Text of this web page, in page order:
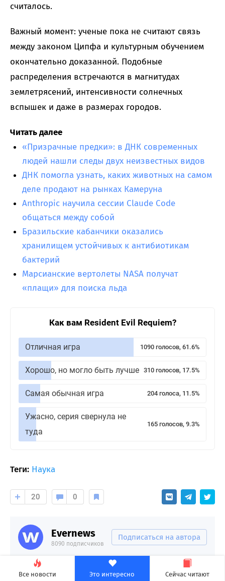
Все новости Это интересно Сейчас читают
считалось.
Важный момент: ученые пока не считают связь
между законом Ципфа и культурным обучением
окончательно доказанной. Подобные
распределения встречаются в магнитудах
землетрясений, интенсивности солнечных
вспышек и даже в размерах городов.
Читать далее
«Призрачные предки»: в ДНК современных
людей нашли следы двух неизвестных видов
ДНК помогла узнать, каких животных на самом
деле продают на рынках Камеруна
Anthropic научила сессии Claude Code
общаться между собой
Бразильские кабанчики оказались
хранилищем устойчивых к антибиотикам
бактерий
Марсианские вертолеты NASA получат
«плащи» для поиска льда
Как вам Resident Evil Requiem?
Отличная игра 1090 голосов, 61.6%
Хорошо, но могло быть лучше 310 голосов, 17.5%
Самая обычная игра 204 голоса, 11.5%
Ужасно, серия свернула не
туда
165 голосов, 9.3%
Теги: Наука
20 0
Evernews
8090 подписчиков
Подписаться на автора